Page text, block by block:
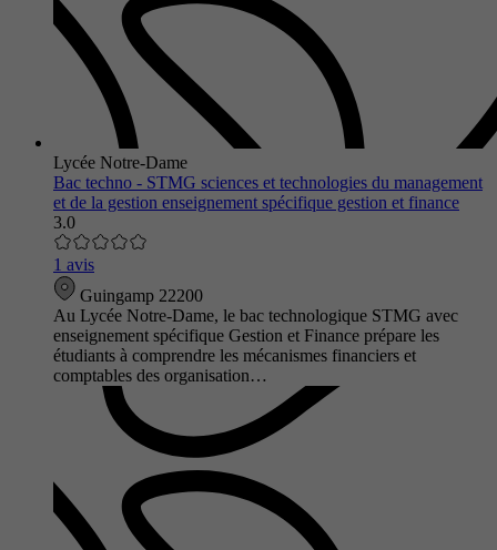
Lycée Notre-Dame
Bac techno - STMG sciences et technologies du management
et de la gestion enseignement spécifique gestion et finance
3.0
1 avis
Guingamp 22200
Au Lycée Notre-Dame, le bac technologique STMG avec
enseignement spécifique Gestion et Finance prépare les
étudiants à comprendre les mécanismes financiers et
comptables des organisation…